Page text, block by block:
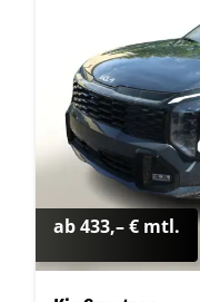
ab 433,– € mtl.